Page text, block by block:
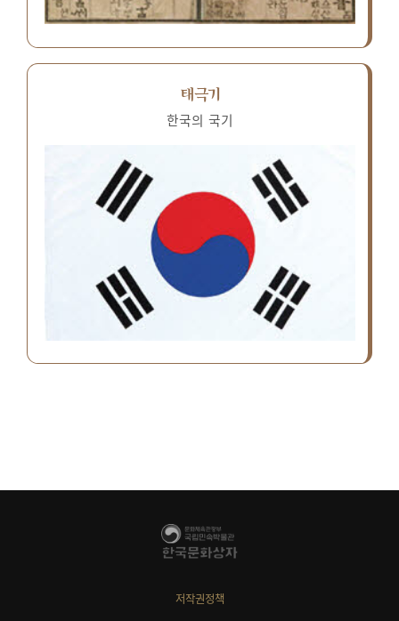
태극기
한국의 국기
저작권정책